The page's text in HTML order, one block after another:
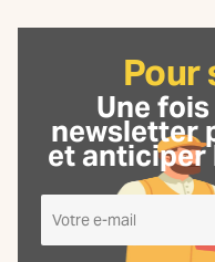
Pour
Une
newsletter
et anticiper
m'inscris
à